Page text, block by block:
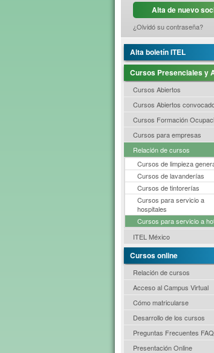
Alta de nuevo
¿Olvidó su contraseña?
Alta boletín ITEL
Cursos Presenciales y
Cursos Abiertos
Cursos Abiertos
Cursos Formación
Cursos para empresas
Relación de cursos
Cursos de limpieza
Cursos de lavanderías
Cursos de tintorerías
Cursos para servicio a
hospitales
Cursos para servicio a
ITEL México
Cursos online
Relación de cursos
Acceso al Campus Virtual
Cómo matricularse
Desarrollo de los cursos
Preguntas Frecuentes
Presentación Online